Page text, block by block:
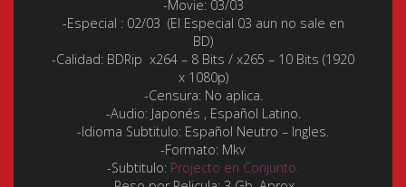
-Movie:03/03
-Especial :02/03 (El Especial 03 aun no sale en
BD)
-Calidad: BDRip x264 – 8 Bits / x265 – 10 Bits (1920
x 1080p)
-Censura: No aplica.
-Audio:Japonés , Español Latino.
-Idioma Subtitulo: Español Neutro – Ingles.
-Formato: Mkv
-Subtitulo: Projecto en Conjunto.